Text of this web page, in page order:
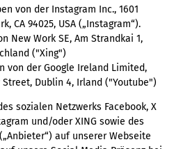
von der Instagram Inc., 1601
CA 94025, USA („Instagram“).
New Work SE, Am Strandkai 1,
("Xing")
von der Google Ireland Limited,
Street, Dublin 4, Irland ("Youtube")
sozialen Netzwerks Facebook, X
und/oder XING sowie des
auf unserer Webseite